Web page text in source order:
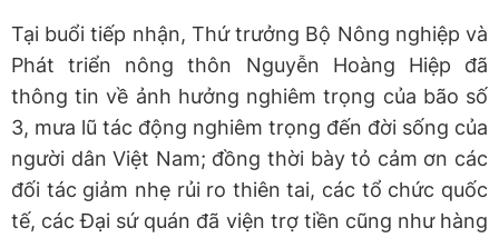
Tại buổi tiếp nhận, Thứ trưởng Bộ Nông nghiệp và
Phát triển nông thôn Nguyễn Hoàng Hiệp đã
thông tin về ảnh hưởng nghiêm trọng của bão số
3, mưa lũ tác động nghiêm trọng đến đời sống của
người dân Việt Nam; đồng thời bày tỏ cảm ơn các
đối tác giảm nhẹ rủi ro thiên tai, các tổ chức quốc
tế, các Đại sứ quán đã viện trợ tiền cũng như hàng